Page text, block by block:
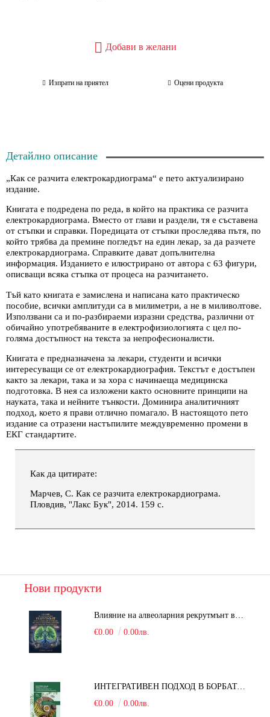
Добави в желани
Изпрати на приятел Оцени продукта
Детайлно описание
„Как се разчита електрокардиограма“ е пето актуализирано
издание.
Книгата е подредена по реда, в който на практика се разчита
електрокардиограма. Вместо от глави и раздели, тя е съставена
от стъпки и справки. Поредицата от стъпки проследява пътя, по
който трябва да премине погледът на един лекар, за да разчете
електрокардиограма. Справките дават допълнителна
информация. Изданието е илюстрирано от автора с 63 фигури,
описващи всяка стъпка от процеса на разчитането.
Тъй като книгата е замислена и написана като практическо
пособие, всички амплитуди са в милиметри, а не в миливолтове.
Използвани са и по-разбираеми изразни средства, различни от
обичайно употребяваните в електрофизиологията с цел по-
голяма достъпност на текста за непрофесионалисти.
Книгата е предназначена за лекари, студенти и всички
интересуващи се от електрокардиография. Текстът е достъпен
както за лекари, така и за хора с начинаеща медицинска
подготовка. В нея са изложени както основните принципи на
науката, така и нейните тънкости. Доминира аналитичният
подход, което я прави отлично помагало. В настоящото пето
издание са отразени настъпилите междувременно промени в
ЕКГ стандартите.
Как да цитирате:
Марчев, С. Как се разчита електрокардиограма.
Пловдив, "Лакс Бук", 2014. 159 с.
Нови продукти
€0.00
0.00лв.
ИНТЕГРАТИВЕН ПОДХОД В БОРБАТА С COVID-19: От патогенезата на Sars-Cov-2 до фитомедицината и етноботаниката. Антивирусна активност и терапевтичен потенциал на българските лечебни растения
€0.00
0.00лв.